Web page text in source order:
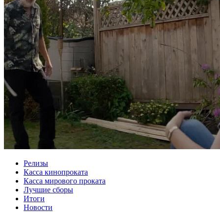
Релизы
Касса кинопроката
Касса мирового проката
Лучшие сборы
Итоги
Новости